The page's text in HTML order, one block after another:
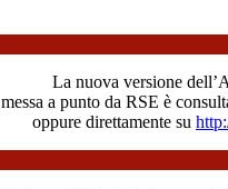
La nuova versione
messa a punto da RSE è
oppure direttamente su